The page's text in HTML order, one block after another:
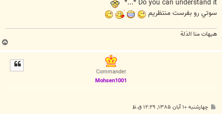
Do you can understand it *...*
سوتي رو بفرست منتظريم
هیهات منا الذلة
ب
ا
Commander
Mohsen1001
پ چهارشنبه ۱۰ آبان ۱۳۸۵, ۱۲:۲۹ ق.ظ